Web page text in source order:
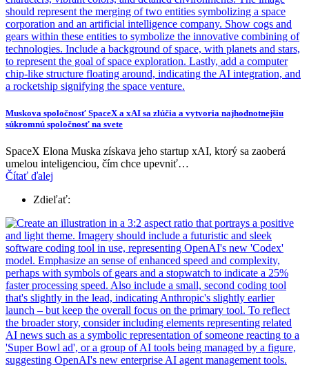
Muskova spoločnosť SpaceX a xAI sa zlúčia a vytvoria najhodnotnejšiu
súkromnú spoločnosť na svete
SpaceX Elona Muska získava jeho startup xAI, ktorý sa zaoberá
umelou inteligenciou, čím chce upevniť…
Čítať ďalej
Zdieľať: